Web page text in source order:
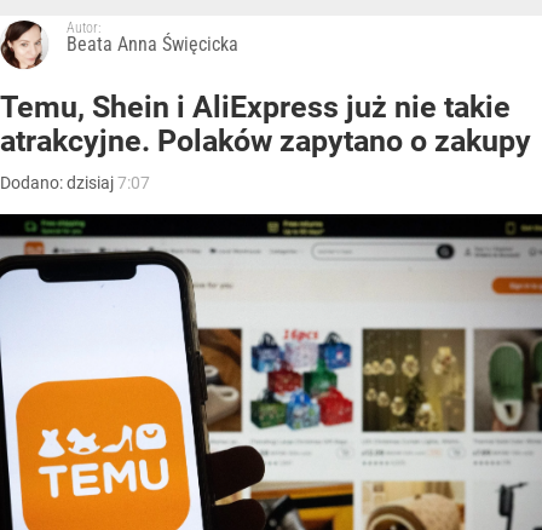
Autor:
Beata Anna Święcicka
Temu, Shein i AliExpress już nie takie
atrakcyjne. Polaków zapytano o zakupy
Dodano:dzisiaj7:07